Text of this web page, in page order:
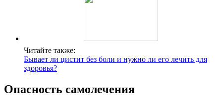
Читайте также:
Бывает ли цистит без боли и нужно ли его лечить для
здоровья?
Опасность самолечения